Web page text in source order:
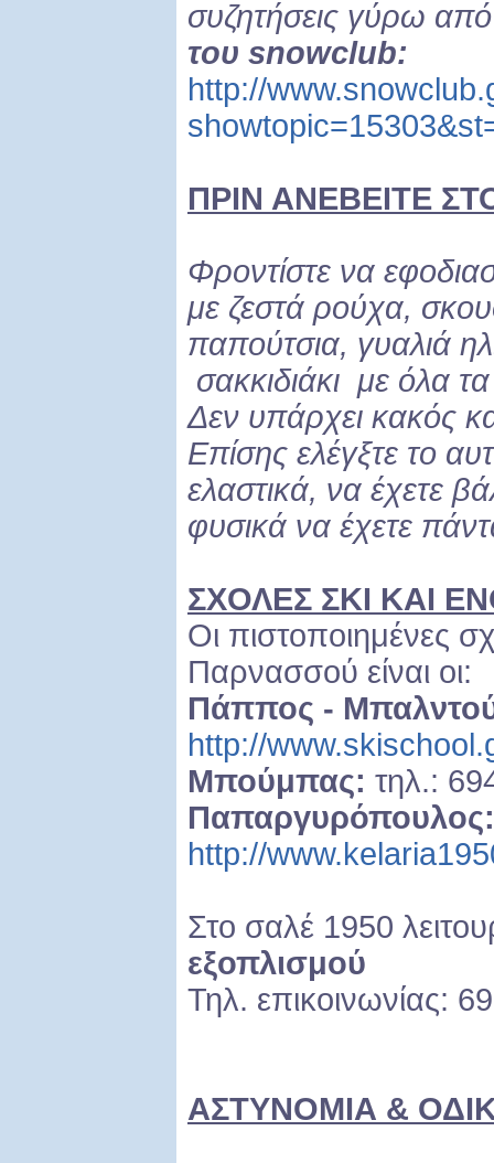
συζητήσεις γύρω
του snowclub:
http://
ΠΡΙΝ ΑΝΕΒΕΙΤΕ
Φροντίστε να
με ζεστά ρούχα,
παπούτσια, γυαλιά
σακκιδιάκι με όλα
Δεν υπάρχει κακός
Επίσης ελέγξτε το
ελαστικά, να έχετε
φυσικά να έχετε
ΣΧΟΛΕΣ ΣΚΙ ΚΑΙ
Οι πιστοποιημένες
Παρνασσού είναι οι:
Πάππος -
http://
Μπούμπας: τηλ.:
http://
Στο σαλέ 1950
εξοπλισμού
Τηλ. επικοινωνίας:
ΑΣΤΥΝΟΜΙΑ &